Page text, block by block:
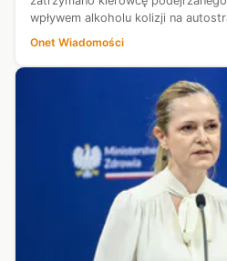
wpływem alkoholu kolizji na
śląskie). 18 lipca mężczyzna
Onet Wiadomości